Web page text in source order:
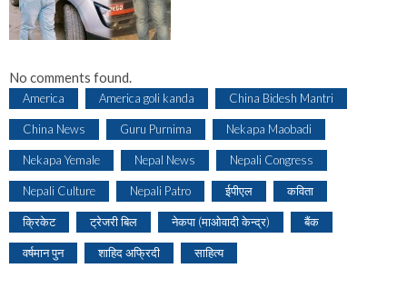
No comments found.
America America goli kanda China Bidesh Mantri
China News Guru Purnima Nekapa Maobadi
Nekapa Yemale Nepal News Nepali Congress
Nepali Culture Nepali Patro ईपीएल कविता
क्रिकेट ट्रेजरी बिल नेकपा (माओवादी केन्द्र) बैंक
वर्षमान पुन शाहिद अफ्रिदी साहित्य